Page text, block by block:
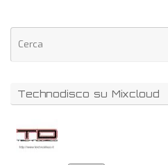
Technodisco su Mixcloud